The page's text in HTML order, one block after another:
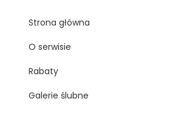
Strona główna
O serwisie
Rabaty
Galerie ślubne